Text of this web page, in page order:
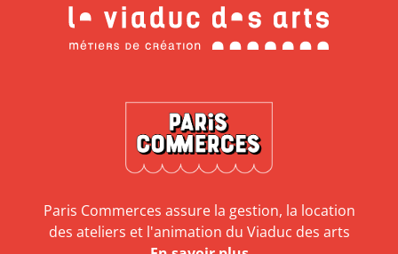
Paris Commerces assure la gestion, la location
des ateliers et l'animation du Viaduc des arts